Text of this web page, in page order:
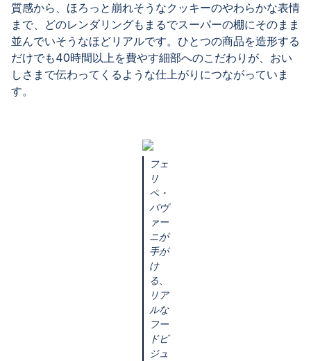
質感から、ほろっと崩れそうなクッキーのやわらかな表情
まで、どのレンダリングもまるでスーパーの棚にそのまま
並んでいそうなほどリアルです。ひとつの商品を造形する
だけでも40時間以上を費やす細部へのこだわりが、おい
しさまで伝わってくるような仕上がりにつながっていま
す。
フェ
リ
ペ・
パヴ
ァー
ニが
手が
け
る、
リア
ルな
フー
ドビ
ジュ